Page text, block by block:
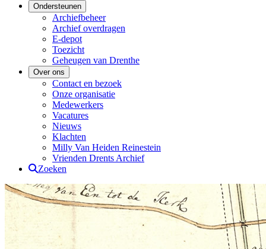
Ondersteunen
Archiefbeheer
Archief overdragen
E-depot
Toezicht
Geheugen van Drenthe
Over ons
Contact en bezoek
Onze organisatie
Medewerkers
Vacatures
Nieuws
Klachten
Milly Van Heiden Reinestein
Vrienden Drents Archief
Zoeken
Drents Archief